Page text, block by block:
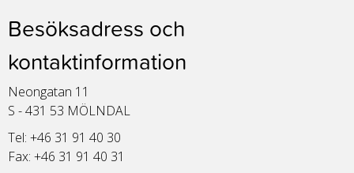
Besöksadress och
kontaktinformation
Neongatan 11
S - 431 53 MÖLNDAL
Tel: +46 31 91 40 30
Fax: +46 31 91 40 31